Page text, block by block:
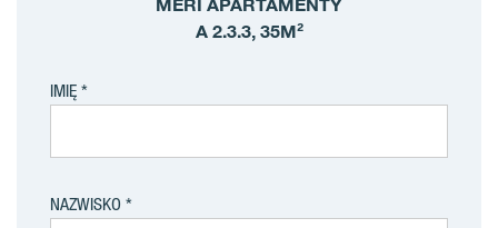
MERI APARTAMENTY
A 2.3.3, 35M²
IMIĘ
NAZWISKO